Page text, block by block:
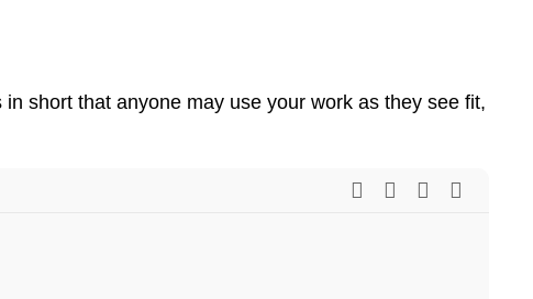
short that anyone may use your work as they see fit,